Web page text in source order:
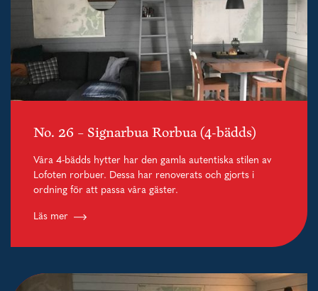
No. 26 – Signarbua Rorbua (4-bädds)
Våra 4-bädds hytter har den gamla autentiska stilen av
Lofoten rorbuer. Dessa har renoverats och gjorts i
ordning för att passa våra gäster.
Läs mer